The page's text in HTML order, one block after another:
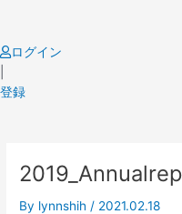
content
ログイン
登録
By lynnshih / 2021.02.18
navigation